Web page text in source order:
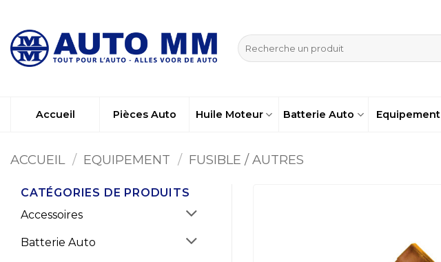
contenu
Recherche
pour :
Accueil Pièces Auto Huile Moteur Batterie Auto Equipement
ACCUEIL / EQUIPEMENT / FUSIBLE / AUTRES
CATÉGORIES DE PRODUITS
Accessoires
Batterie Auto